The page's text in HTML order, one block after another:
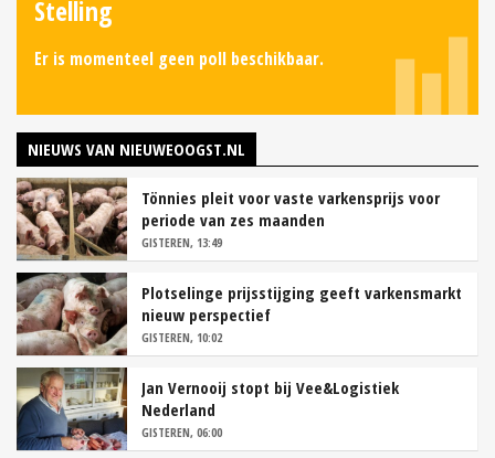
Stelling
Er is momenteel geen poll beschikbaar.
NIEUWS VAN NIEUWEOOGST.NL
Tönnies pleit voor vaste varkensprijs voor
periode van zes maanden
GISTEREN, 13:49
Plotselinge prijsstijging geeft varkensmarkt
nieuw perspectief
GISTEREN, 10:02
Jan Vernooij stopt bij Vee&Logistiek
Nederland
GISTEREN, 06:00